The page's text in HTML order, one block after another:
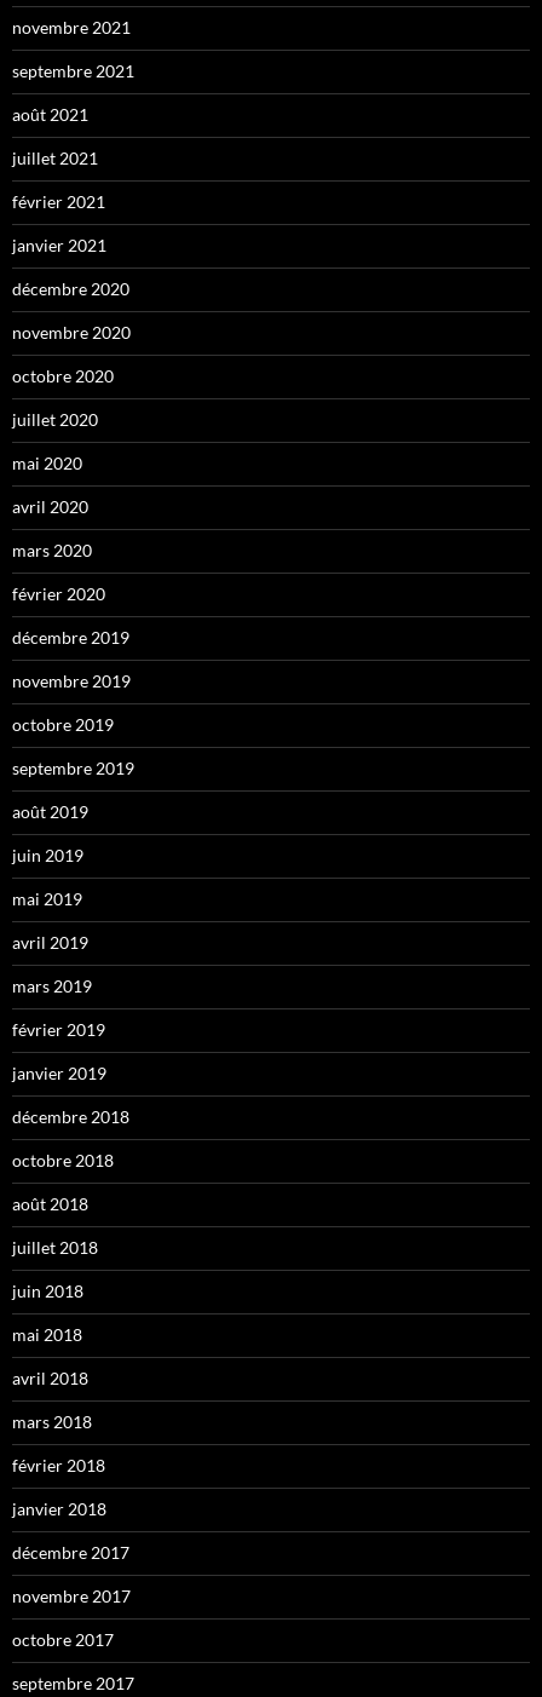
novembre 2021
septembre 2021
août 2021
juillet 2021
février 2021
janvier 2021
décembre 2020
novembre 2020
octobre 2020
juillet 2020
mai 2020
avril 2020
mars 2020
février 2020
décembre 2019
novembre 2019
octobre 2019
septembre 2019
août 2019
juin 2019
mai 2019
avril 2019
mars 2019
février 2019
janvier 2019
décembre 2018
octobre 2018
août 2018
juillet 2018
juin 2018
mai 2018
avril 2018
mars 2018
février 2018
janvier 2018
décembre 2017
novembre 2017
octobre 2017
septembre 2017